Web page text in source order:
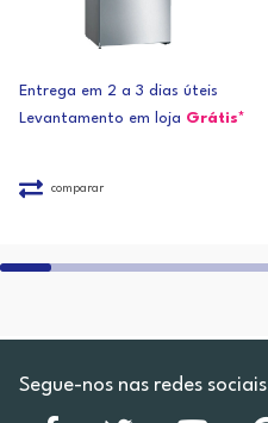
Entrega em 2 a 3 dias úteis
Levantamento em loja Grátis*
comparar
Segue-nos nas redes sociais